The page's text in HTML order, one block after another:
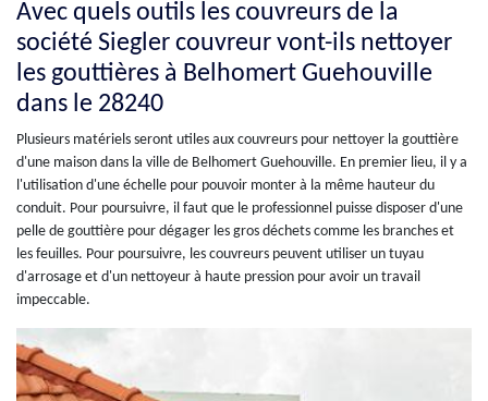
Avec quels outils les couvreurs de la
société Siegler couvreur vont-ils nettoyer
les gouttières à Belhomert Guehouville
dans le 28240
Plusieurs matériels seront utiles aux couvreurs pour nettoyer la gouttière
d'une maison dans la ville de Belhomert Guehouville. En premier lieu, il y a
l'utilisation d'une échelle pour pouvoir monter à la même hauteur du
conduit. Pour poursuivre, il faut que le professionnel puisse disposer d'une
pelle de gouttière pour dégager les gros déchets comme les branches et
les feuilles. Pour poursuivre, les couvreurs peuvent utiliser un tuyau
d'arrosage et d'un nettoyeur à haute pression pour avoir un travail
impeccable.